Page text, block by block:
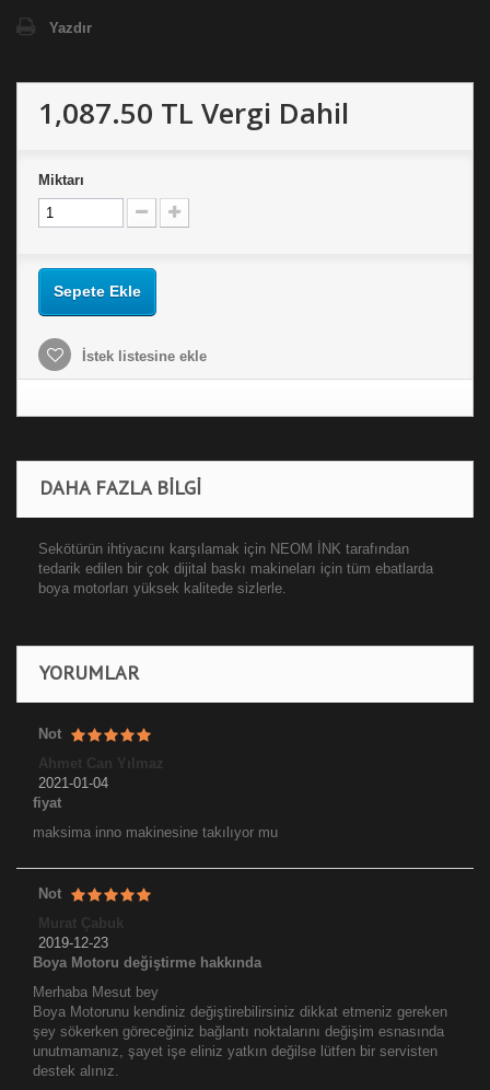
Yazdır
1,087.50 TL Vergi Dahil
Miktarı
Sepete Ekle
İstek listesine ekle
DAHA FAZLA BILGI
Sekötürün ihtiyacını karşılamak için NEOM İNK tarafından
tedarik edilen bir çok dijital baskı makineları için tüm ebatlarda
boya motorları yüksek kalitede sizlerle.
YORUMLAR
Not
Ahmet Can Yılmaz
2021-01-04
fiyat
maksima inno makinesine takılıyor mu
Not
Murat Çabuk
2019-12-23
Boya Motoru değiştirme hakkında
Merhaba Mesut bey
Boya Motorunu kendiniz değiştirebilirsiniz dikkat etmeniz gereken
şey sökerken göreceğiniz bağlantı noktalarını değişim esnasında
unutmamanız, şayet işe eliniz yatkın değilse lütfen bir servisten
destek alınız.